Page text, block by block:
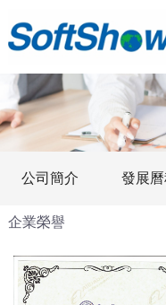
公司簡介 發展
企業榮譽